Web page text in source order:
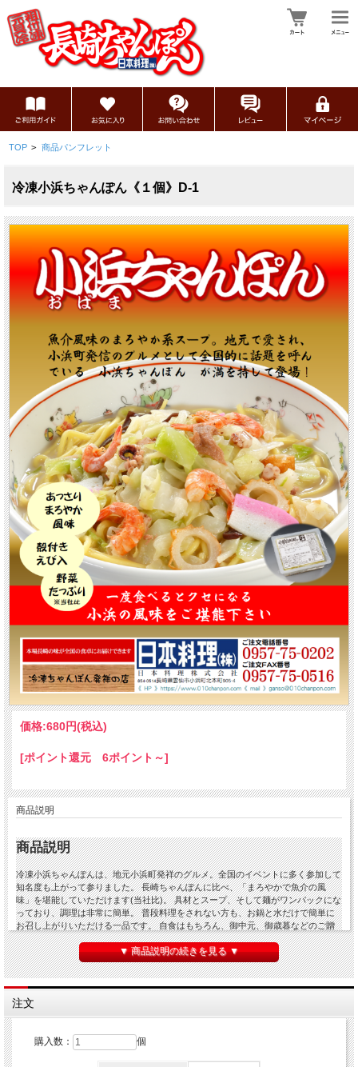
TOP > 商品パンフレット
冷凍小浜ちゃんぽん《１個》D-1
価格:680円(税込)
[ポイント還元 6ポイント～]
商品説明
商品説明
冷凍小浜ちゃんぽんは、地元小浜町発祥のグルメ。全国のイベントに多く参加して
知名度も上がって参りました。 長崎ちゃんぽんに比べ、「まろやかで魚介の風
味」を堪能していただけます(当社比)。 具材とスープ、そして麺がワンパックにな
っており、調理は非常に簡単。 普段料理をされない方も、お鍋と水だけで簡単に
お召し上がりいただける一品です。 自食はもちろん、御中元、御歳暮などのご贈
答にもご愛顧いただいております。
商品仕様
品名
保存方
冷凍庫・マイナス18℃以下に保存してください
▼ 商品説明の続きを見る ▼
注文
購入数： 個